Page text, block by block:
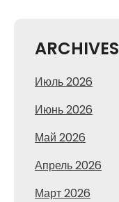
ARCHIVES
Июль 2026
Июнь 2026
Май 2026
Апрель 2026
Март 2026